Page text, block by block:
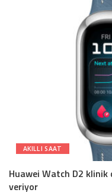
AKILLI SAAT
Huawei Watch D2 klinik
veriyor